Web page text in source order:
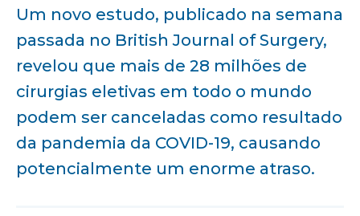
Um novo estudo, publicado na semana
passada no British Journal of Surgery,
revelou que mais de 28 milhões de
cirurgias eletivas em todo o mundo
podem ser canceladas como resultado
da pandemia da COVID-19, causando
potencialmente um enorme atraso.